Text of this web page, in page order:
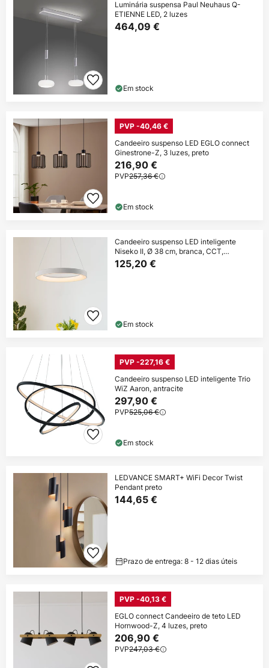
Luminária suspensa Paul Neuhaus Q-
ETIENNE LED, 2 luzes
464,09 €
Em stock
PVP -40,46 €
Candeeiro suspenso LED EGLO connect
Ginestrone-Z, 3 luzes, preto
216,90 €
PVP257,36 €
Em stock
Candeeiro suspenso LED inteligente
Niseko II, Ø 38 cm, branca, CCT,
regulável
125,20 €
Em stock
PVP -227,16 €
Candeeiro suspenso LED inteligente Trio
WiZ Aaron, antracite
297,90 €
PVP525,06 €
Em stock
LEDVANCE SMART+ WiFi Decor Twist
Pendant preto
144,65 €
Prazo de entrega: 8 - 12 dias úteis
PVP -40,13 €
EGLO connect Candeeiro de teto LED
Hornwood-Z, 4 luzes, preto
206,90 €
PVP247,03 €